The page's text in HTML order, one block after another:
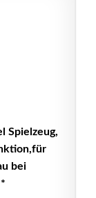
Spielzeug,
bei